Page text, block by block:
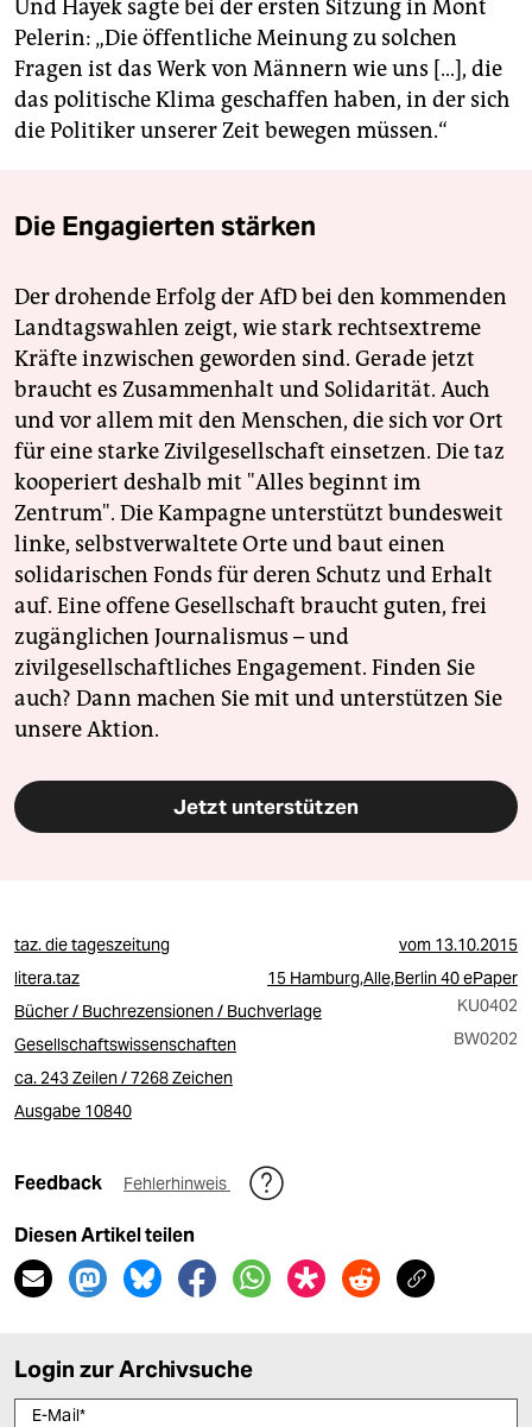
Und Hayek sagte bei der ersten Sitzung in Mont
Pelerin: „Die öffentliche Meinung zu solchen
Fragen ist das Werk von Männern wie uns […], die
das politische Klima geschaffen haben, in der sich
die Politiker unserer Zeit bewegen müssen.“
Die Engagierten stärken
Der drohende Erfolg der AfD bei den kommenden
Landtagswahlen zeigt, wie stark rechtsextreme
Kräfte inzwischen geworden sind. Gerade jetzt
braucht es Zusammenhalt und Solidarität. Auch
und vor allem mit den Menschen, die sich vor Ort
für eine starke Zivilgesellschaft einsetzen. Die taz
kooperiert deshalb mit "Alles beginnt im
Zentrum". Die Kampagne unterstützt bundesweit
linke, selbstverwaltete Orte und baut einen
solidarischen Fonds für deren Schutz und Erhalt
auf. Eine offene Gesellschaft braucht guten, frei
zugänglichen Journalismus – und
zivilgesellschaftliches Engagement. Finden Sie
auch? Dann machen Sie mit und unterstützen Sie
unsere Aktion.
Jetzt unterstützen
taz. die tageszeitung vom 13.10.2015
litera.taz
15 Hamburg,Alle,Berlin 40 ePaper
Bücher / Buchrezensionen / Buchverlage
KU0402
Gesellschaftswissenschaften
BW0202
ca. 243 Zeilen / 7268 Zeichen
Ausgabe 10840
Feedback Fehlerhinweis
Diesen Artikel teilen
Login zur Archivsuche
E-Mail*